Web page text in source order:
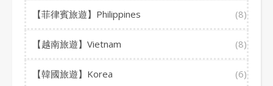
【菲律賓旅遊】Philippines (8)
【越南旅遊】Vietnam (8)
【韓國旅遊】Korea (6)